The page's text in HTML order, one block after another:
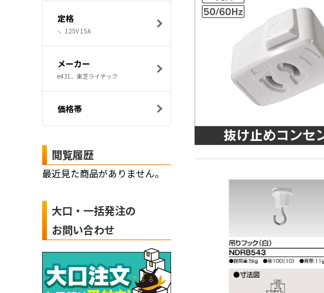
定格
-、125V 15A
メーカー
e431、東芝ライテック
価格帯
閲覧履歴
最近見た商品がありません。
大口・一括発注の
お問い合わせ